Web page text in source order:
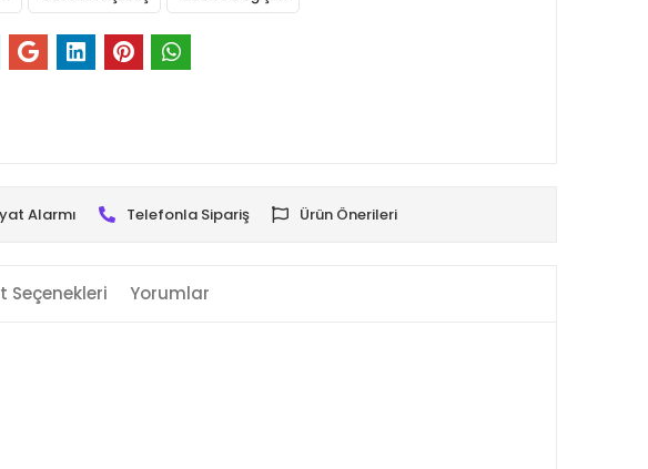
Alarmı Telefonla Sipariş Ürün Önerileri
Seçenekleri Yorumlar